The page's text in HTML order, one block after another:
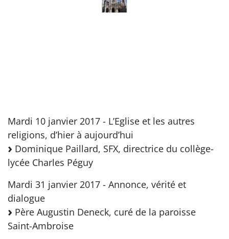
Mardi 10 janvier 2017 - L’Eglise et les autres
religions, d’hier à aujourd’hui
Dominique Paillard, SFX, directrice du collège-
lycée Charles Péguy
Mardi 31 janvier 2017 - Annonce, vérité et
dialogue
Père Augustin Deneck, curé de la paroisse
Saint-Ambroise